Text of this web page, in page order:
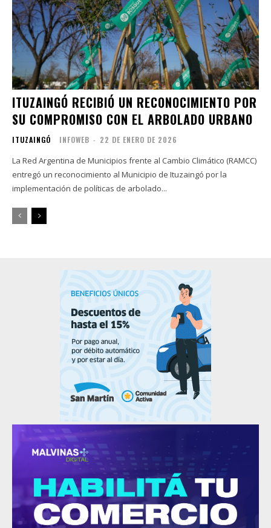
ITUZAINGÓ RECIBIÓ UN RECONOCIMIENTO POR
SU COMPROMISO CON EL ARBOLADO URBANO
ITUZAINGÓ INFOWEB - 22 DE ENERO DE 2026
La Red Argentina de Municipios frente al Cambio Climático (RAMCC)
entregó un reconocimiento al Municipio de Ituzaingó por la
implementación de políticas de arbolado...